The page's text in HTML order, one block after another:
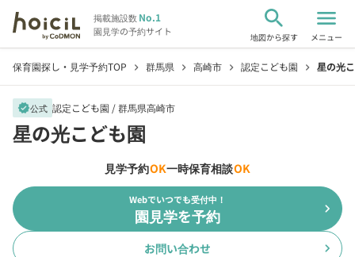
掲載施設数No.1
園見学の予約サイト
search
地図から探す
menu
メニュー
保育園探し・見学予約TOP chevron_right 群馬県 chevron_right 高崎市 chevron_right 認定こども園 chevron_right 星の光
verified公式 認定こども園 /群馬県高崎市
星の光こども園
見学予約OK一時保育相談OK
Webでいつでも受付中！
園見学を予約 chevron_right
お問い合わせ chevron_right